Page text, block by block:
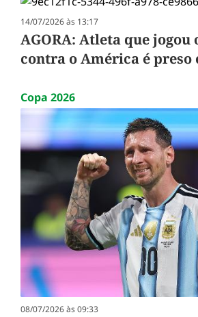
14/07/2026 às 13:17
AGORA: Atleta que jogou
contra o América é preso
Copa 2026
08/07/2026 às 09:33